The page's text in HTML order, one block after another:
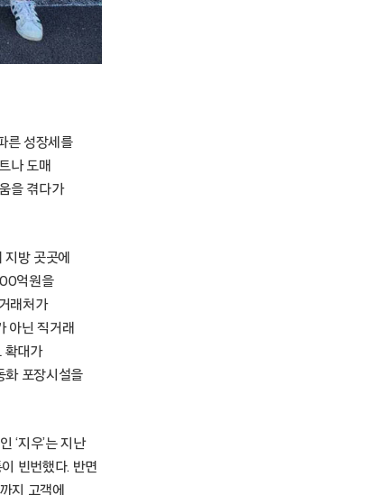
른 성장세를
나 도매
을 겪다가
방 곳곳에
억원을
래처가
아닌 직거래
확대가
화 포장시설을
‘지우’는 지난
빈번했다. 반면
지 고객에